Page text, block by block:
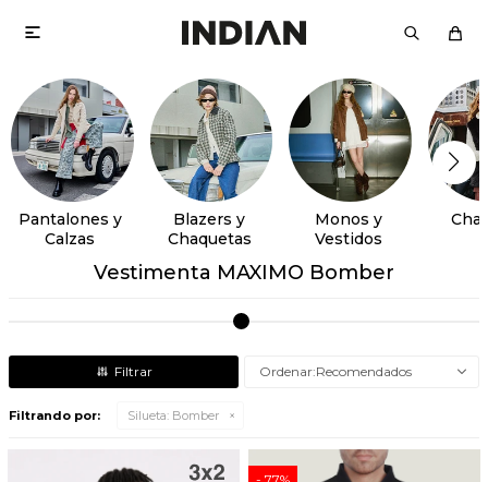

Pantalones y
Calzas
Blazers y
Chaquetas
Monos y
Vestidos
Vestimenta MAXIMO Bomber
Recomendados
Filtrando por: Silueta: Bomber